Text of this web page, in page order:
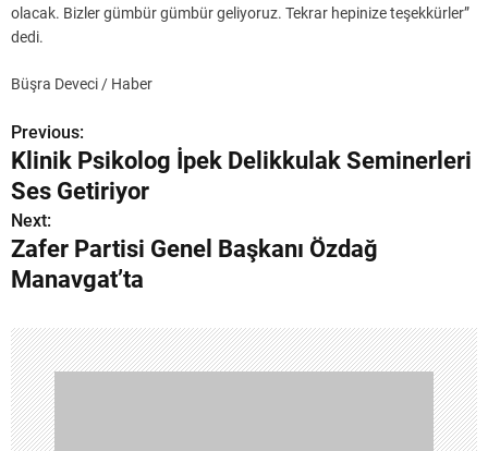
olacak. Bizler gümbür gümbür geliyoruz. Tekrar hepinize teşekkürler”
dedi.
Büşra Deveci / Haber
Y
a
z
ı
e
z
i
Previous:
Klinik Psikolog İpek Delikkulak Seminerleri
Ses Getiriyor
Next:
Zafer Partisi Genel Başkanı Özdağ
Manavgat’ta